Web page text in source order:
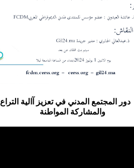
دور المجتمع المدني في تعزيز آالية التراع
والمشاركة المواطنة